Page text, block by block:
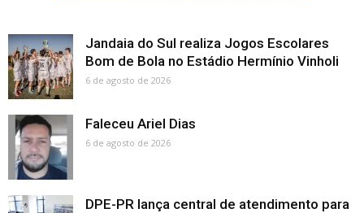
Jandaia do Sul realiza Jogos Escolares
Bom de Bola no Estádio Hermínio Vinholi
6 de agosto de 2026
Faleceu Ariel Dias
6 de agosto de 2026
DPE-PR lança central de atendimento para